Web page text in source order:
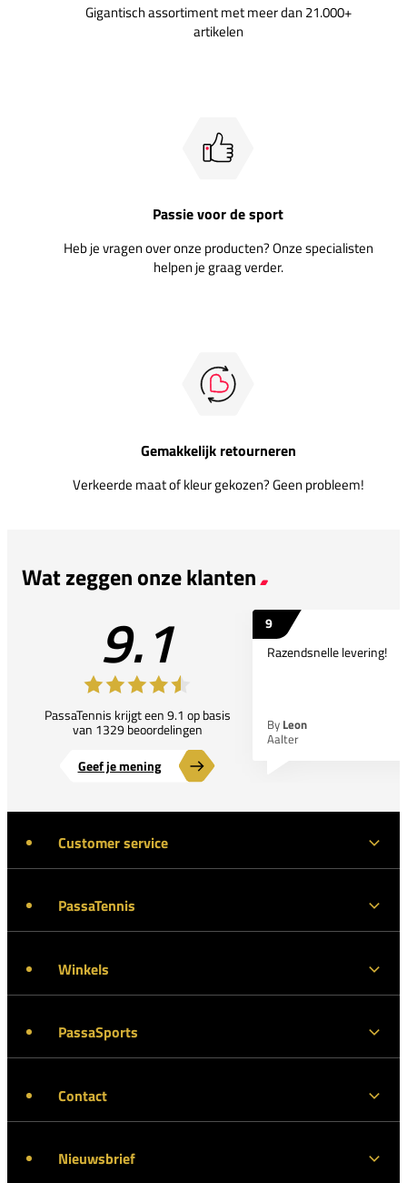
Gigantisch assortiment met meer dan 21.000+
artikelen
Passie voor de sport
Heb je vragen over onze producten? Onze specialisten
helpen je graag verder.
Gemakkelijk retourneren
Verkeerde maat of kleur gekozen? Geen probleem!
Wat zeggen onze klanten
9.1
PassaTennis krijgt een 9.1 op basis
van 1329 beoordelingen
Geef je mening
9
Razendsnelle levering!
By Leon
Aalter
Customer service
PassaTennis
Winkels
PassaSports
Contact
Nieuwsbrief